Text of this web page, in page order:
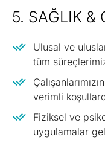
5. SAĞLIK &
Ulusal ve
tüm
verimli
Fiziksel ve
uygulamalar